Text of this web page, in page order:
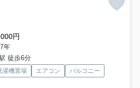
円
年
徒歩6分
濯機置場 エアコン
バルコニー